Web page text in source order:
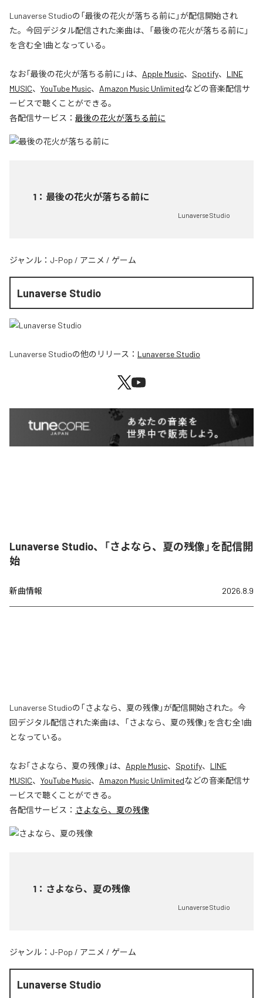
Lunaverse Studioの「最後の花火が落ちる前に」が配信開始され
た。今回デジタル配信された楽曲は、「最後の花火が落ちる前に」
を含む全1曲となっている。
なお「最後の花火が落ちる前に 」は、 Apple Music、 Spotify、 LINE
MUSIC、 YouTube Music、 Amazon Music Unlimitedなどの音楽配信サ
ービスで聴くことができる。
各配信サービス： 最後の花火が落ちる前に
1 ： 最後の花火が落ちる前に
Lunaverse Studio
ジャンル： J-Pop / アニメ / ゲーム
Lunaverse Studio
Lunaverse Studioの他のリリース： Lunaverse Studio
Lunaverse Studio、「さよなら、夏の残像」を配信開
始
新曲情報 2026.8.9
Lunaverse Studioの「さよなら、夏の残像」が配信開始された。今
回デジタル配信された楽曲は、「さよなら、夏の残像」を含む全1曲
となっている。
なお「さよなら、夏の残像」は、 Apple Music、 Spotify、 LINE
MUSIC、 YouTube Music、 Amazon Music Unlimitedなどの音楽配信サ
ービスで聴くことができる。
各配信サービス： さよなら、夏の残像
1 ： さよなら、夏の残像
Lunaverse Studio
ジャンル： J-Pop / アニメ / ゲーム
Lunaverse Studio